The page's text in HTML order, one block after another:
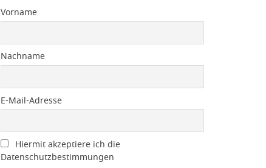
Vorname
Nachname
E-Mail-Adresse
Hiermit akzeptiere ich die
Datenschutzbestimmungen